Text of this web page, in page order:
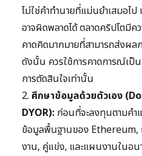
ไม่ใช่คำทำนายที่แม่นยำเสมอไ
อาจผิดพลาดได้ ตลาดคริปโตมี
คาดคิดมากมายที่สามารถส่งผล
ดังนั้น ควรใช้การคาดการณ์เป็
การตัดสินใจเท่านั้น
2. ศึกษาข้อมูลด้วยตัวเอง
DYOR): ก่อนที่จะลงทุนตามคำ
ข้อมูลพื้นฐานของ Ethereum,
งาน, คู่แข่ง, และแผนงานในอน